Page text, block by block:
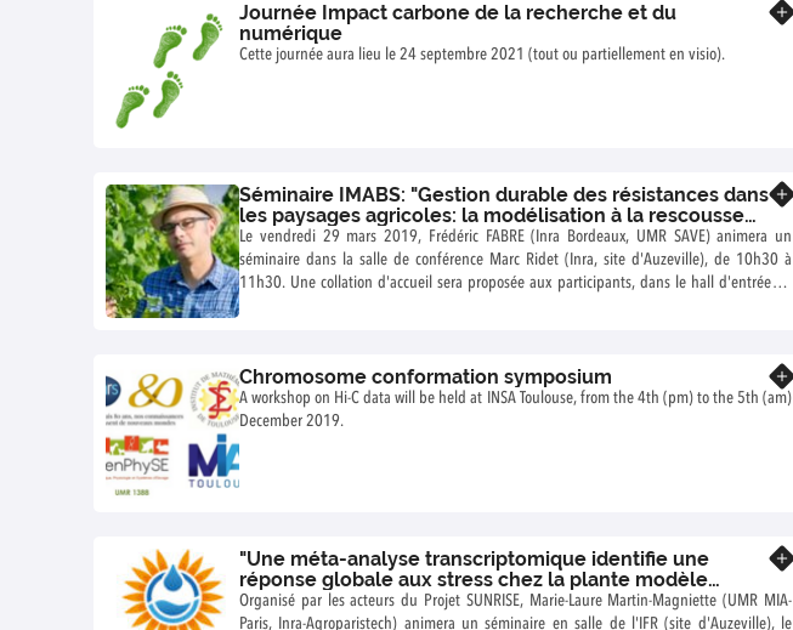
Journée Impact carbone de la recherche et du
numérique
Cette journée aura lieu le 24 septembre 2021 (tout ou partiellement en visio).
Séminaire IMABS: "Gestion durable des résistances dans
les paysages agricoles: la modélisation à la rescousse
(?)"
Le vendredi 29 mars 2019, Frédéric FABRE (Inra Bordeaux, UMR SAVE) animera un
séminaire dans la salle de conférence Marc Ridet (Inra, site d'Auzeville), de 10h30 à
11h30. Une collation d'accueil sera proposée aux participants, dans le hall d'entrée de
Chromosome conformation symposium
A workshop on Hi-C data will be held at INSA Toulouse, from the 4th (pm) to the 5th (am)
December 2019.
"Une méta-analyse transcriptomique identifie une
réponse globale aux stress chez la plante modèle
Arabidopsis"
Organisé par les acteurs du Projet SUNRISE, Marie-Laure Martin-Magniette (UMR MIA-
Paris, Inra-Agroparistech) animera un séminaire en salle de l'IFR (site d'Auzeville), le